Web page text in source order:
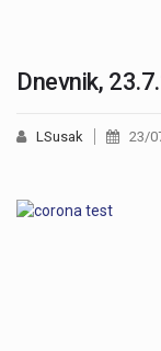
Dnevnik,
LSusak 23/